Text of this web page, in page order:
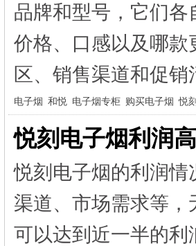
品牌和型号，它们
价格、口感以及哪
区、销售渠道和促
电子烟 和悦 电子烟专柜 购买电子烟 悦
悦刻电子烟利润
悦刻电子烟的利润
渠道、市场需求等
可以达到近一半的